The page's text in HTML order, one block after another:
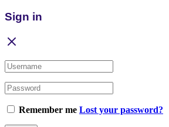
Sign in
Remember me Lost your password?